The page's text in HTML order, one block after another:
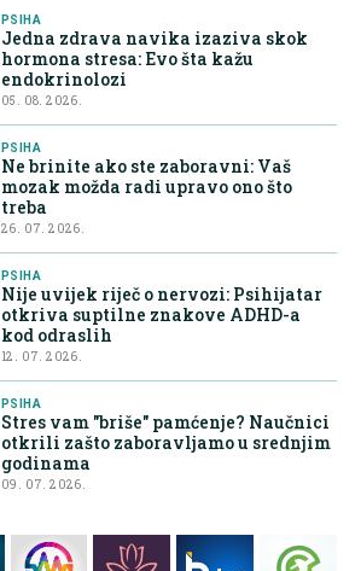
PSIHA
Jedna zdrava navika izaziva skok
hormona stresa: Evo šta kažu
endokrinolozi
05. 08. 2026.
PSIHA
Ne brinite ako ste zaboravni: Vaš
mozak možda radi upravo ono što
treba
26. 07. 2026.
PSIHA
Nije uvijek riječ o nervozi: Psihijatar
otkriva suptilne znakove ADHD-a
kod odraslih
12. 07. 2026.
PSIHA
Stres vam "briše" pamćenje? Naučnici
otkrili zašto zaboravljamo u srednjim
godinama
09. 07. 2026.